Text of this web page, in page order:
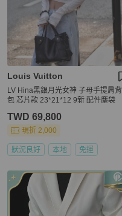
Louis Vuitton
LV Hina黑銀月光女神 子母手提肩背
包 芯片款 23*21*12 9新 配件塵袋
TWD 69,800
現折 2,000
狀況良好 本地 免運